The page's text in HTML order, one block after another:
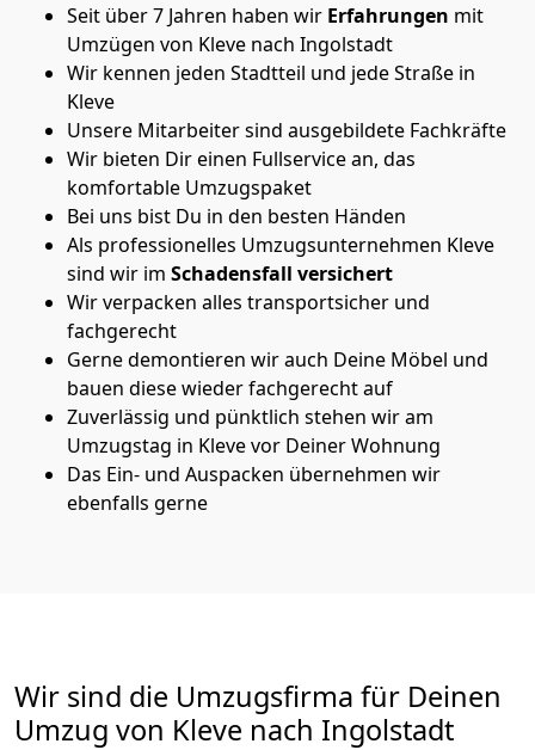
Seit über 7 Jahren haben wir Erfahrungen mit
Umzügen von Kleve nach Ingolstadt
Wir kennen jeden Stadtteil und jede Straße in
Kleve
Unsere Mitarbeiter sind ausgebildete Fachkräfte
Wir bieten Dir einen Fullservice an, das
komfortable Umzugspaket
Bei uns bist Du in den besten Händen
Als professionelles Umzugsunternehmen Kleve
sind wir im Schadensfall versichert
Wir verpacken alles transportsicher und
fachgerecht
Gerne demontieren wir auch Deine Möbel und
bauen diese wieder fachgerecht auf
Zuverlässig und pünktlich stehen wir am
Umzugstag in Kleve vor Deiner Wohnung
Das Ein- und Auspacken übernehmen wir
ebenfalls gerne
Wir sind die Umzugsfirma für Deinen
Umzug von Kleve nach Ingolstadt